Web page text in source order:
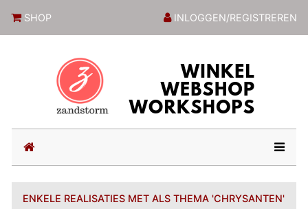
SHOP INLOGGEN/REGISTREREN
(current)
ENKELE REALISATIES MET ALS THEMA 'CHRYSANTEN'